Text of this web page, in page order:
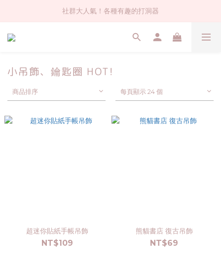
社群大人氣！各種有趣的打洞器
社群大人氣！各種有趣的打洞器
超值$59人氣日本製貼紙！還不買爆
社群大人氣！各種有趣的打洞器
小吊飾、鑰匙圈 HOT!
商品排序 每頁顯示 24 個
超迷你貼紙手帳吊飾
NT$109
熊貓書店 復古吊飾
NT$69